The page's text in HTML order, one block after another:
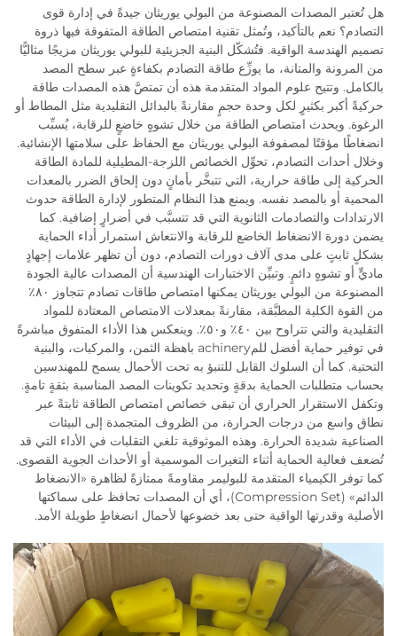
هل تُعتبر المصدات المصنوعة من البولي يوريثان جيدةً في إدارة قوى
التصادم؟ نعم بالتأكيد، وتُمثل تقنية امتصاص الطاقة المتفوقة فيها ذروة
تصميم الهندسة الواقية. فتُشكّل البنية الجزيئية للبولي يوريثان مزيجًا مثاليًّا
من المرونة والمتانة، ما يوزِّع طاقة التصادم بكفاءةٍ عبر سطح المصد
بالكامل. وتتيح علوم المواد المتقدمة هذه أن تمتصَّ هذه المصدات طاقة
حركيةً أكبر بكثيرٍ لكل وحدة حجمٍ مقارنةً بالبدائل التقليدية مثل المطاط أو
الرغوة. ويحدث امتصاص الطاقة من خلال تشوهٍ خاضعٍ للرقابة، يُسبِّب
انضغاطًا مؤقتًا لمصفوفة البولي يوريثان مع الحفاظ على سلامتها الإنشائية.
وخلال أحداث التصادم، تحوِّل الخصائص اللزجة-المطيلية للمادة الطاقة
الحركية إلى طاقة حرارية، التي تتبخَّر بأمانٍ دون إلحاق الضرر بالمعدات
المحمية أو بالمصد نفسه. ويمنع هذا النظام المتطور لإدارة الطاقة حدوث
الارتدادات والتصادمات الثانوية التي قد تتسبَّب في أضرارٍ إضافية. كما
يضمن دورة الانضغاط الخاضع للرقابة والانتعاش استمرار أداء الحماية
بشكلٍ ثابتٍ على مدى آلاف دورات التصادم، دون أن تظهر علامات إجهادٍ
ماديٍّ أو تشوهٍ دائمٍ. وتبيِّن الاختبارات الهندسية أن المصدات عالية الجودة
المصنوعة من البولي يوريثان يمكنها امتصاص طاقات تصادم تتجاوز ٨٠٪
من القوة الكلية المطبَّقة، مقارنةً بمعدلات الامتصاص المعتادة للمواد
التقليدية والتي تتراوح بين ٤٠٪ و٥٠٪. وينعكس هذا الأداء المتفوق مباشرةً
في توفير حماية أفضل للمachinery باهظة الثمن، والمركبات، والبنية
التحتية. كما أن السلوك القابل للتنبؤ به تحت الأحمال يسمح للمهندسين
بحساب متطلبات الحماية بدقةٍ وتحديد تكوينات المصد المناسبة بثقةٍ تامةٍ.
وتكفل الاستقرار الحراري أن تبقى خصائص امتصاص الطاقة ثابتةً عبر
نطاق واسع من درجات الحرارة، من الظروف المتجمدة إلى البيئات
الصناعية شديدة الحرارة. وهذه الموثوقية تلغي التقلبات في الأداء التي قد
تُضعف فعالية الحماية أثناء التغيرات الموسمية أو الأحداث الجوية القصوى.
كما توفر الكيمياء المتقدمة للبوليمر مقاومةً ممتازةً لظاهرة «الانضغاط
الدائم» (Compression Set)، أي أن المصدات تحافظ على سماكتها
الأصلية وقدرتها الواقية حتى بعد خضوعها لأحمال انضغاطٍ طويلة الأمد.